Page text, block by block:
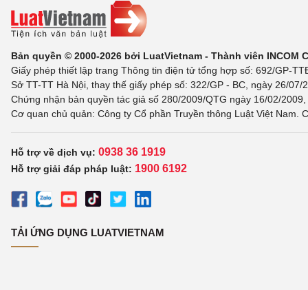
Bản quyền © 2000-2026 bởi LuatVietnam - Thành viên INCOM
Giấy phép thiết lập trang Thông tin điện tử tổng hợp số: 692/GP-
Sở TT-TT Hà Nội, thay thế giấy phép số: 322/GP - BC, ngày 26/
Chứng nhận bản quyền tác giả số 280/2009/QTG ngày 16/02/
Cơ quan chủ quản: Công ty Cổ phần Truyền thông Luật Việt Nam.
Hỗ trợ về dịch vụ: 0938 36 1919
Hỗ trợ giải đáp pháp luật: 1900 6192
TẢI ỨNG DỤNG LUATVIETNAM